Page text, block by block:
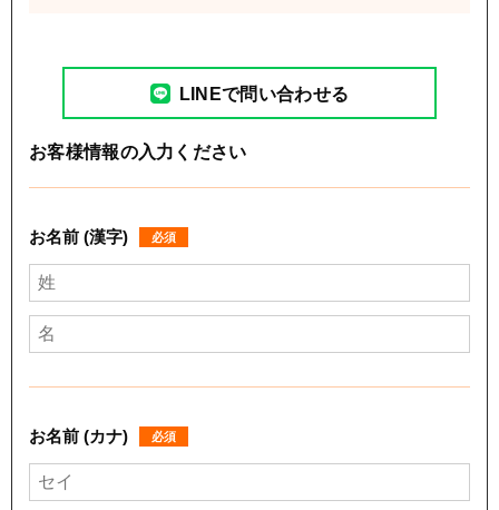
LINEで問い合わせる
お客様情報の入力ください
お名前 (漢字) 必須
お名前 (カナ) 必須